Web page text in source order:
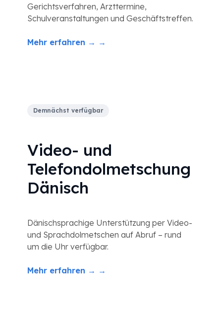
Gerichtsverfahren, Arzttermine,
Schulveranstaltungen und Geschäftstreffen.
Mehr erfahren → →
Demnächst verfügbar
Video- und
Telefondolmetschung
Dänisch
Dänischsprachige Unterstützung per Video-
und Sprachdolmetschen auf Abruf – rund
um die Uhr verfügbar.
Mehr erfahren → →